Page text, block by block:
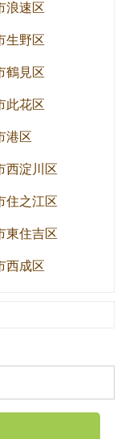
浪速区
生野区
鶴見区
此花区
港区
西淀川区
住之江区
東住吉区
西成区